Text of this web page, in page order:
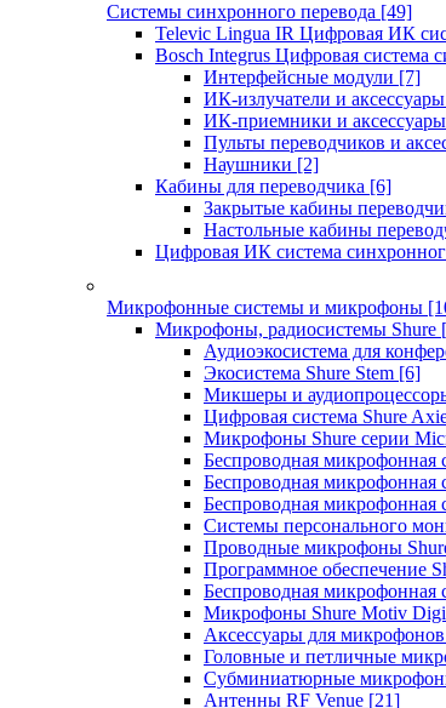
Системы синхронного перевода [49]
Televic Lingua IR Цифровая ИК
Bosch Integrus Цифровая система
Интерфейсные модули [7]
ИК-излучатели и аксессуары
ИК-приемники и аксессуары
Пульты переводчиков и
Наушники [2]
Кабины для переводчика [6]
Закрытые кабины
Настольные кабины
Цифровая ИК система
Микрофонные системы и микрофоны
Микрофоны, радиосистемы Shure
Аудиоэкосистема для
Экосистема Shure Stem [6]
Микшеры и
Цифровая система Shure
Микрофоны Shure серии
Беспроводная микрофонная
Беспроводная микрофонная
Беспроводная микрофонная
Системы персонального
Проводные микрофоны
Программное обеспечение
Беспроводная микрофонная
Микрофоны Shure Motiv
Аксессуары для
Головные и петличные
Субминиатюрные
Антенны RF Venue [21]